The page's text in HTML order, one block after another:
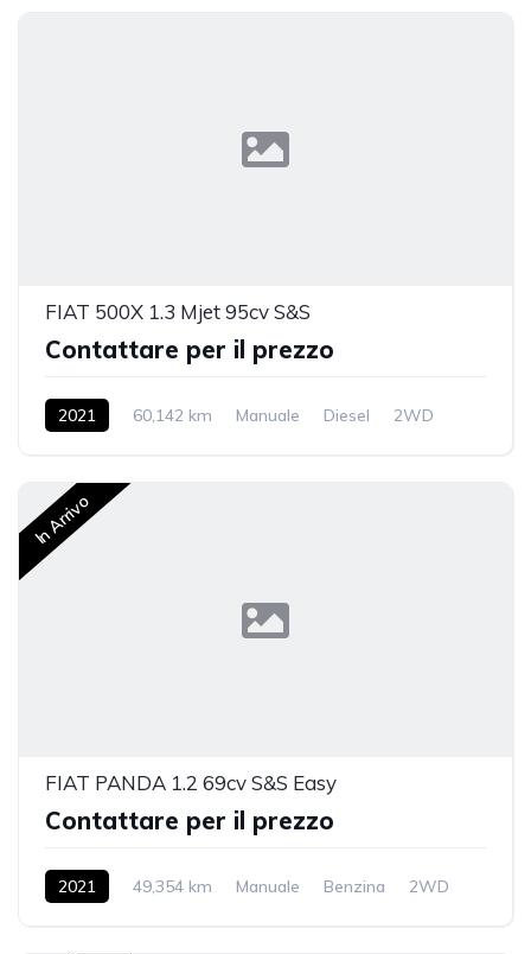
FIAT 500X 1.3 Mjet 95cv S&S
Contattare per il prezzo
2021 60,142 km Manuale Diesel 2WD
In Arrivo
FIAT PANDA 1.2 69cv S&S Easy
Contattare per il prezzo
2021 49,354 km Manuale Benzina 2WD